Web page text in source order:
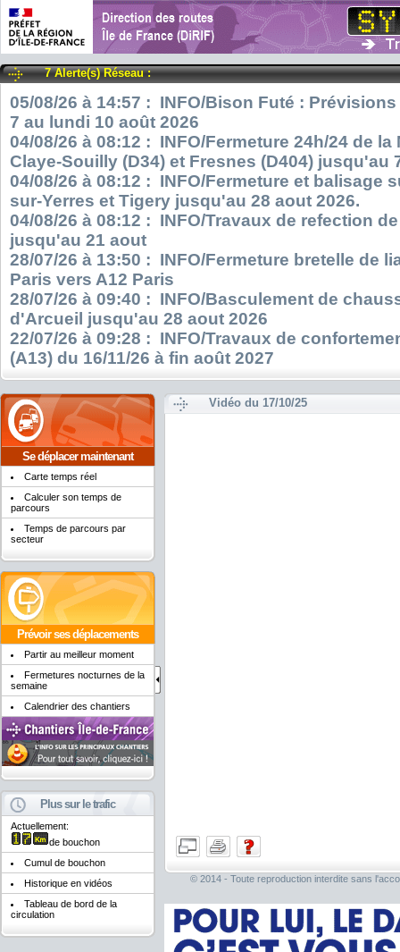
7 Alerte(s) Réseau :
05/08/26 à 14:57 : INFO/Bison Futé :
7 au lundi 10 août 2026
04/08/26 à 08:12 : INFO/Fermeture 24h/24 de
Claye-Souilly (D34) et Fresnes (D404) jusqu'au
04/08/26 à 08:12 : INFO/Fermeture et balisage
sur-Yerres et Tigery jusqu'au 28 aout 2026.
04/08/26 à 08:12 : INFO/Travaux de refection
jusqu'au 21 aout
28/07/26 à 13:50 : INFO/Fermeture bretelle de
Paris vers A12 Paris
28/07/26 à 09:40 : INFO/Basculement de
d'Arcueil jusqu'au 28 aout 2026
22/07/26 à 09:28 : INFO/Travaux de
(A13) du 16/11/26 à fin août 2027
Se déplacer maintenant
Carte temps réel
Calculer son temps de
parcours
Temps de parcours par
secteur
Prévoir ses déplacements
Partir au meilleur moment
Fermetures nocturnes de la
semaine
Calendrier des chantiers
Plus sur le trafic
Actuellement:
de bouchon
Cumul de bouchon
Historique en vidéos
Tableau de bord de la
circulation
Vidéo du 17/10/25
© 2014 - Toute reproduction interdite sans